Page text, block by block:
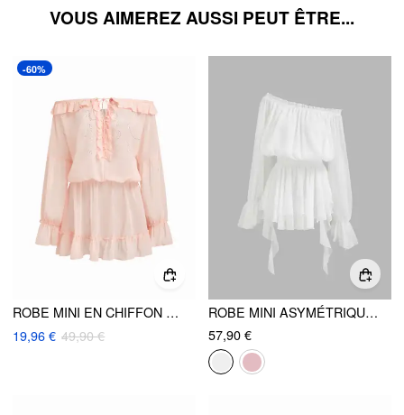
VOUS AIMEREZ AUSSI PEUT ÊTRE...
-60%
ROBE MINI EN CHIFFON À ÉPAULES DÉCOUVERTES, AJOURÉE, NOUÉE ET AVEC VOLANTS DE LAITUE
19,96 € 49,90 €
ROBE MINI ASYMÉTRIQUE À VOLANTS ET MANCHES LANTERNES, OFF-SHOULDER
57,90 €